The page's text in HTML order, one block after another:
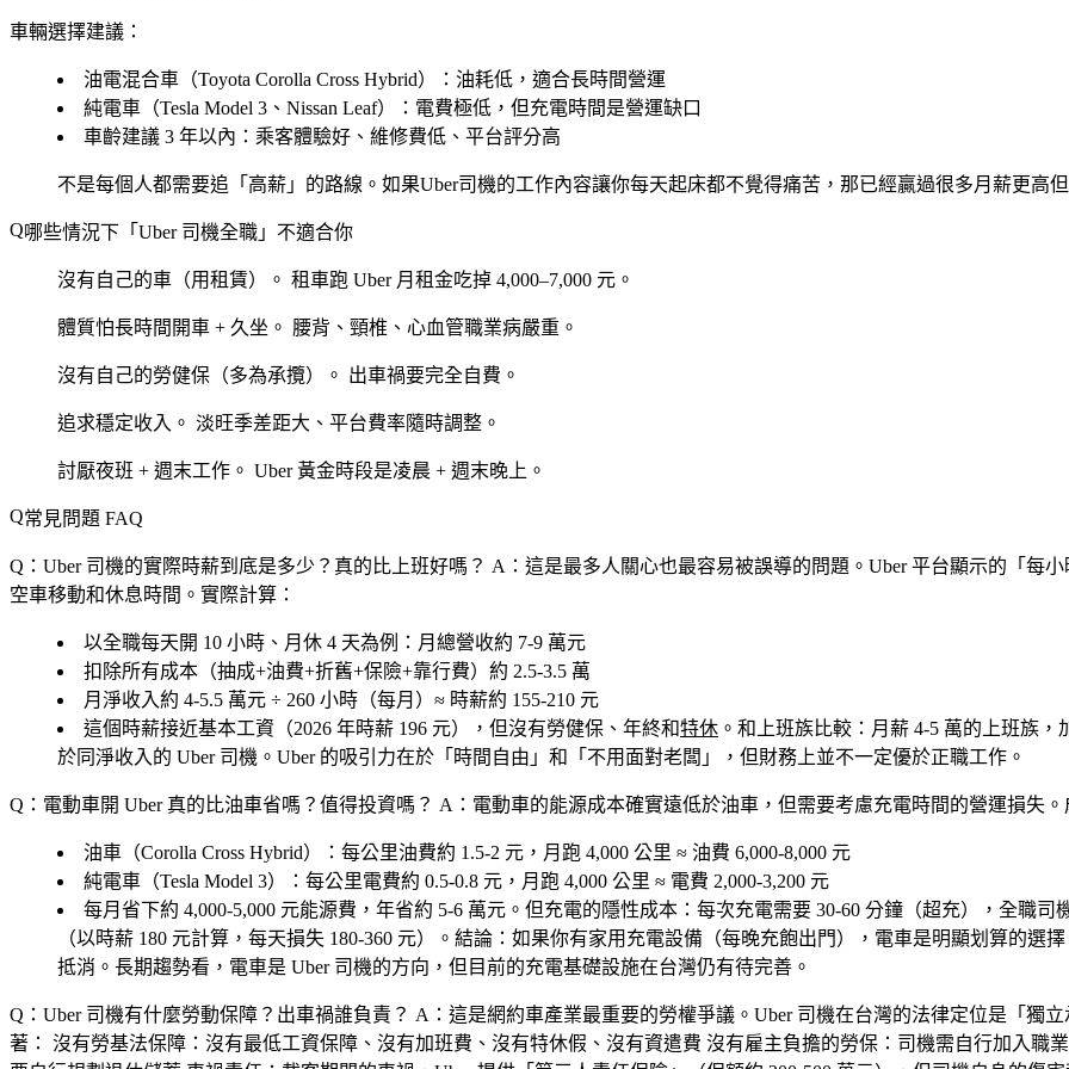
車輛選擇建議：
油電混合車（Toyota Corolla Cross Hybrid）：油耗低，適合長時間營運
純電車（Tesla Model 3、Nissan Leaf）：電費極低，但充電時間是營運缺口
車齡建議 3 年以內：乘客體驗好、維修費低、平台評分高
不是每個人都需要追「高薪」的路線。如果Uber司機的工作內容讓你每天起床都不覺得痛苦，那已經贏過很多月薪更高
哪些情況下「Uber 司機全職」不適合你
沒有自己的車（用租賃）。 租車跑 Uber 月租金吃掉 4,000–7,000 元。
體質怕長時間開車 + 久坐。 腰背、頸椎、心血管職業病嚴重。
沒有自己的勞健保（多為承攬）。 出車禍要完全自費。
追求穩定收入。 淡旺季差距大、平台費率隨時調整。
討厭夜班 + 週末工作。 Uber 黃金時段是凌晨 + 週末晚上。
常見問題 FAQ
Q：Uber 司機的實際時薪到底是多少？真的比上班好嗎？ A：這是最多人關心也最容易被誤導的問題。Uber 平台顯示的「每
空車移動和休息時間。實際計算：
以全職每天開 10 小時、月休 4 天為例：月總營收約 7-9 萬元
扣除所有成本（抽成+油費+折舊+保險+靠行費）約 2.5-3.5 萬
月淨收入約 4-5.5 萬元 ÷ 260 小時（每月）≈ 時薪約 155-210 元
這個時薪接近基本工資（2026 年時薪 196 元），但沒有勞健保、年終和特休 。和上班族比較：月薪 4-5 萬的上班族
於同淨收入的 Uber 司機。Uber 的吸引力在於「時間自由」和「不用面對老闆」，但財務上並不一定優於正職工作。
Q：電動車開 Uber 真的比油車省嗎？值得投資嗎？ A：電動車的能源成本確實遠低於油車，但需要考慮充電時間的營運損失。
油車（Corolla Cross Hybrid）：每公里油費約 1.5-2 元，月跑 4,000 公里 ≈ 油費 6,000-8,000 元
純電車（Tesla Model 3）：每公里電費約 0.5-0.8 元，月跑 4,000 公里 ≈ 電費 2,000-3,200 元
每月省下約 4,000-5,000 元能源費，年省約 5-6 萬元。但充電的隱性成本：每次充電需要 30-60 分鐘（超充），全職
（以時薪 180 元計算，每天損失 180-360 元）。結論：如果你有家用充電設備（每晚充飽出門），電車是明顯划算的選
抵消。長期趨勢看，電車是 Uber 司機的方向，但目前的充電基礎設施在台灣仍有待完善。
Q：Uber 司機有什麼勞動保障？出車禍誰負責？ A：這是網約車產業最重要的勞權爭議。Uber 司機在台灣的法律定位是「獨
著： 沒有勞基法保障 ：沒有最低工資保障、沒有加班費、沒有特休假、沒有資遣費 沒有雇主負擔的勞保 ：司機需自行加入職